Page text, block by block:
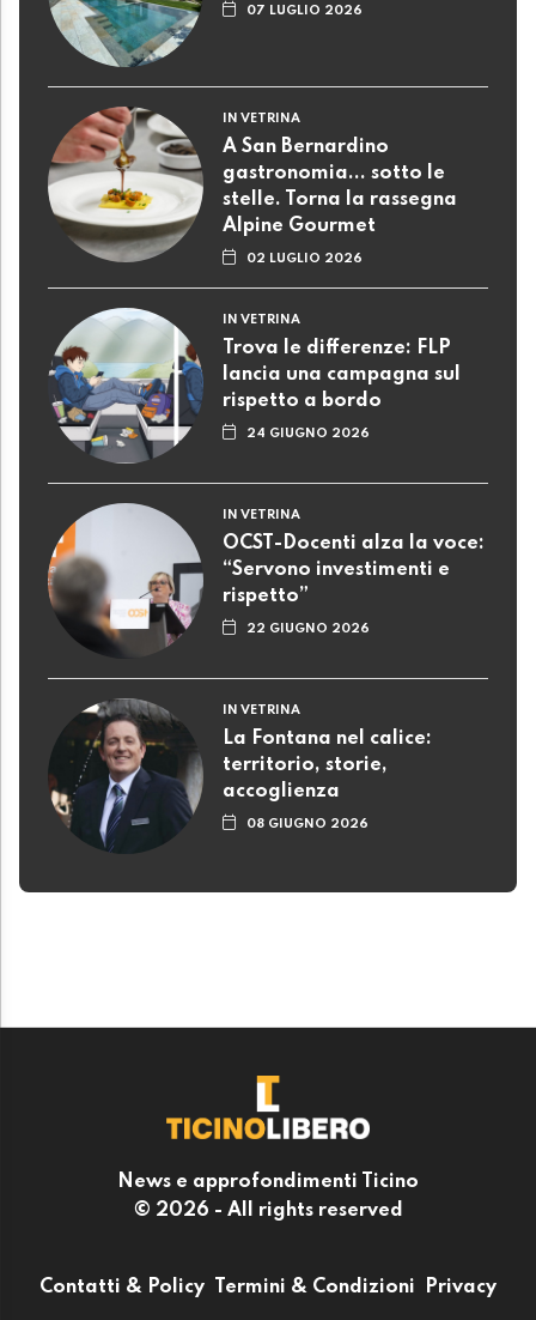
07 LUGLIO 2026
IN VETRINA
A San Bernardino
gastronomia... sotto le
stelle. Torna la rassegna
Alpine Gourmet
02 LUGLIO 2026
IN VETRINA
Trova le differenze: FLP
lancia una campagna sul
rispetto a bordo
24 GIUGNO 2026
IN VETRINA
OCST-Docenti alza la voce:
“Servono investimenti e
rispetto”
22 GIUGNO 2026
IN VETRINA
La Fontana nel calice:
territorio, storie,
accoglienza
08 GIUGNO 2026
News e approfondimenti Ticino
© 2026 - All rights reserved
Contatti & Policy Termini & Condizioni Privacy